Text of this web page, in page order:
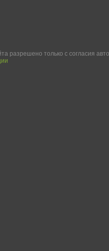
разрешено только с согласия